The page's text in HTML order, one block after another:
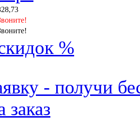
%
- получи
заказ